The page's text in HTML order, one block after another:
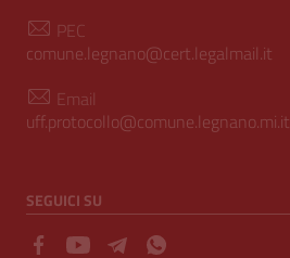
PEC
comune.legnano@cert.legalmail.it
Email
uff.protocollo@comune.legnano.mi.it
SEGUICI SU